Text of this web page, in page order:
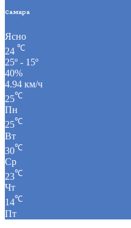
Самара
Ясно
24 ℃
25º - 15º
40%
4.94 км/ч
25℃
Пн
25℃
Вт
30℃
Ср
23℃
Чт
14℃
Пт